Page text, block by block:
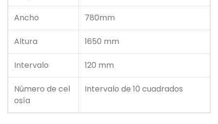
Ancho 780mm
Altura 1650 mm
Intervalo 120 mm
Número de cel
osía
Intervalo de 10 cuadrados